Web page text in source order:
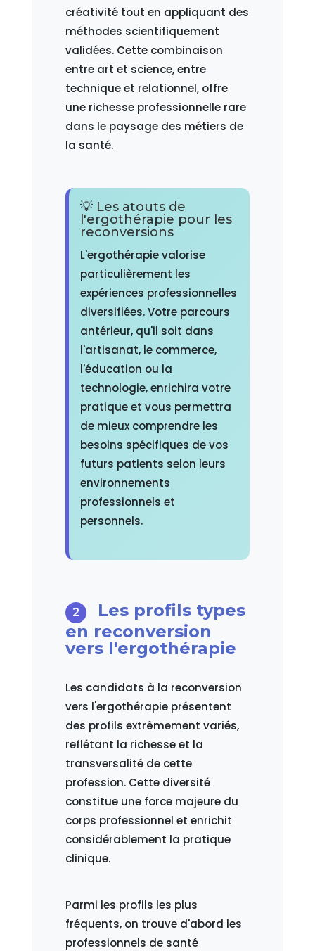
créativité tout en appliquant des
méthodes scientifiquement
validées. Cette combinaison
entre art et science, entre
technique et relationnel, offre
une richesse professionnelle rare
dans le paysage des métiers de
la santé.
💡 Les atouts de
l'ergothérapie pour les
reconversions
L'ergothérapie valorise
particulièrement les
expériences professionnelles
diversifiées. Votre parcours
antérieur, qu'il soit dans
l'artisanat, le commerce,
l'éducation ou la
technologie, enrichira votre
pratique et vous permettra
de mieux comprendre les
besoins spécifiques de vos
futurs patients selon leurs
environnements
professionnels et
personnels.
Les profils types
en reconversion
vers l'ergothérapie
Les candidats à la reconversion
vers l'ergothérapie présentent
des profils extrêmement variés,
reflétant la richesse et la
transversalité de cette
profession. Cette diversité
constitue une force majeure du
corps professionnel et enrichit
considérablement la pratique
clinique.
Parmi les profils les plus
fréquents, on trouve d'abord les
professionnels de santé